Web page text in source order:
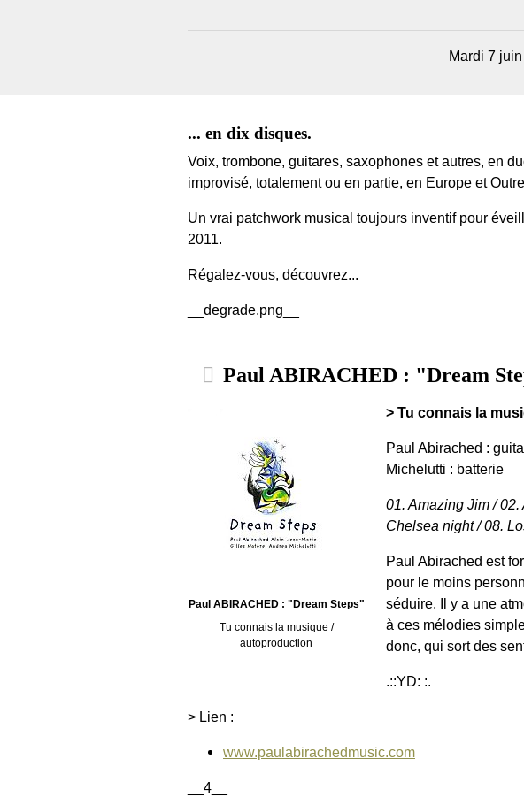
Mardi 7
... en dix disques.
Voix, trombone, guitares, saxophones et autres, en
improvisé, totalement ou en partie, en Europe et
Un vrai patchwork musical toujours inventif pour
2011.
Régalez-vous, découvrez...
__degrade.png__
Paul ABIRACHED : "Dream
Paul ABIRACHED : "Dream Steps"
Tu connais la musique /
autoproduction
> Tu connais la
Paul Abirached :
Michelutti : batterie
01. Amazing Jim /
Chelsea night / 08.
Paul Abirached est
pour le moins
séduire. Il y a une
à ces mélodies
donc, qui sort des
.::YD: :.
> Lien :
www.paulabirachedmusic.com
__4__